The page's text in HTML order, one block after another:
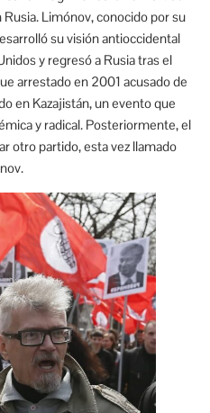
Limónov, conocido por su
su visión antioccidental
y regresó a Rusia tras el
arrestado en 2001 acusado de
en Kazajistán, un evento que
y radical. Posteriormente, el
otro partido, esta vez llamado